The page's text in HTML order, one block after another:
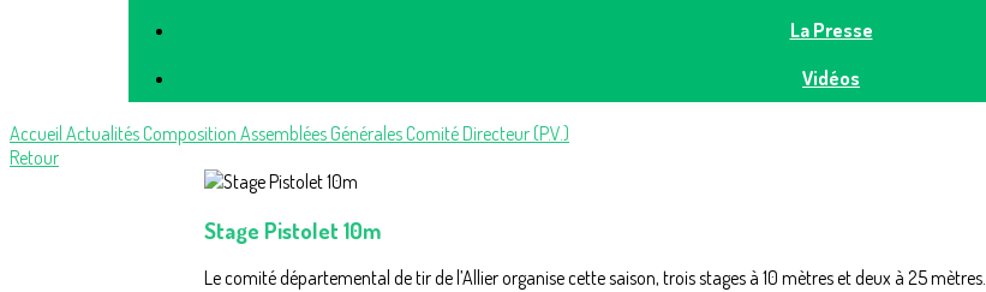
La Presse
Vidéos
Accueil ActualitésComposition Assemblées GénéralesComité Directeur (P.V.)
Retour
Stage Pistolet 10m
Le comité départemental de tir de l’Allier organise cette saison, trois stages à 10 mètres et deux à 25 mètres.